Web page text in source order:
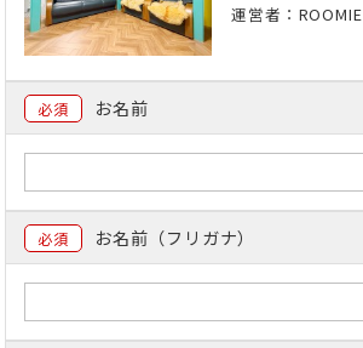
運営者：ROOMIE
必須 お名前
必須 お名前（フリガナ）